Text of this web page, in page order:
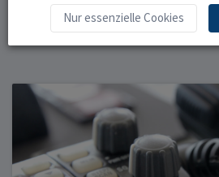
alter Stelle weitermachen.
Nur essenzielle Cookies